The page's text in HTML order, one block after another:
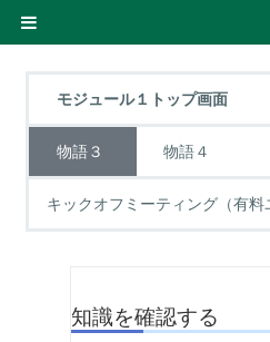
サイドパネル
モジュール１トップ画面
物語３ 物語４
知識を確認する